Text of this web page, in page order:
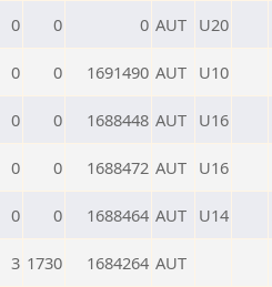
0 0 0 AUT U20
0 0 1691490 AUT U10
0 0 1688448 AUT U16
0 0 1688472 AUT U16
0 0 1688464 AUT U14
3 1730 1684264 AUT